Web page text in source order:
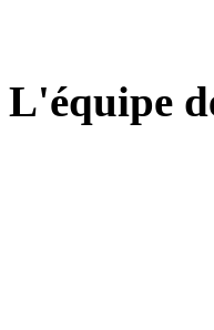
L'équipe